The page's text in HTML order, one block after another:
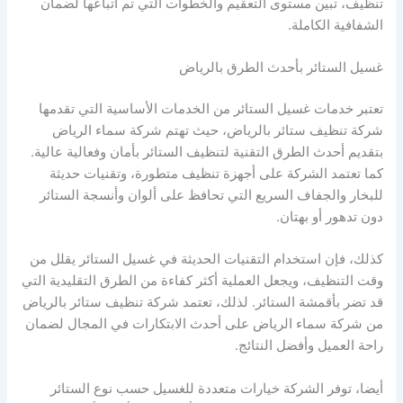
تنظيف، تبين مستوى التعقيم والخطوات التي تم اتباعها لضمان
الشفافية الكاملة.
غسيل الستائر بأحدث الطرق بالرياض
تعتبر خدمات غسيل الستائر من الخدمات الأساسية التي تقدمها
شركة تنظيف ستائر بالرياض، حيث تهتم شركة سماء الرياض
بتقديم أحدث الطرق التقنية لتنظيف الستائر بأمان وفعالية عالية.
كما تعتمد الشركة على أجهزة تنظيف متطورة، وتقنيات حديثة
للبخار والجفاف السريع التي تحافظ على ألوان وأنسجة الستائر
دون تدهور أو بهتان.
كذلك، فإن استخدام التقنيات الحديثة في غسيل الستائر يقلل من
وقت التنظيف، ويجعل العملية أكثر كفاءة من الطرق التقليدية التي
قد تضر بأقمشة الستائر. لذلك، تعتمد شركة تنظيف ستائر بالرياض
من شركة سماء الرياض على أحدث الابتكارات في المجال لضمان
راحة العميل وأفضل النتائج.
أيضا، توفر الشركة خيارات متعددة للغسيل حسب نوع الستائر